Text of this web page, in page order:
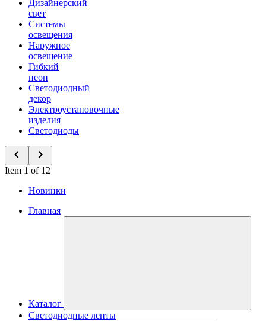
Дизайнерский
свет
Системы
освещения
Наружное
освещение
Гибкий
неон
Светодиодный
декор
Электроустановочные
изделия
Светодиоды
Item 1 of 12
Новинки
Главная
Каталог
Светодиодные ленты